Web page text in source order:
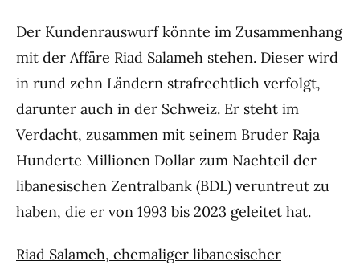
Der Kundenrauswurf könnte im Zusammenhang
mit der Affäre Riad Salameh stehen. Dieser wird
in rund zehn Ländern strafrechtlich verfolgt,
darunter auch in der Schweiz. Er steht im
Verdacht, zusammen mit seinem Bruder Raja
Hunderte Millionen Dollar zum Nachteil der
libanesischen Zentralbank (BDL) veruntreut zu
haben, die er von 1993 bis 2023 geleitet hat.
Riad Salameh, ehemaliger libanesischer